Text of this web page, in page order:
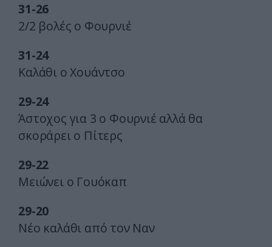
31-26
2/2 βολές ο Φουρνιέ
31-24
Καλάθι ο Χουάντσο
29-24
Άστοχος για 3 ο Φουρνιέ αλλά θα
σκοράρει ο Πίτερς
29-22
Μειώνει ο Γουόκαπ
29-20
Νέο καλάθι από τον Ναν